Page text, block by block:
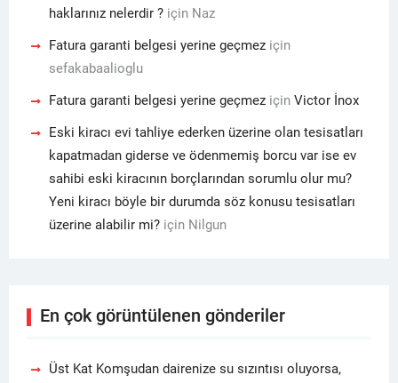
haklarınız nelerdir ?için Naz
Fatura garanti belgesi yerine geçmeziçin
sefakabaalioglu
Fatura garanti belgesi yerine geçmeziçin Victor İnox
Eski kiracı evi tahliye ederken üzerine olan tesisatları
kapatmadan giderse ve ödenmemiş borcu var ise ev
sahibi eski kiracının borçlarından sorumlu olur mu?
Yeni kiracı böyle bir durumda söz konusu tesisatları
üzerine alabilir mi?için Nilgun
En çok görüntülenen gönderiler
Üst Kat Komşudan dairenize su sızıntısı oluyorsa,